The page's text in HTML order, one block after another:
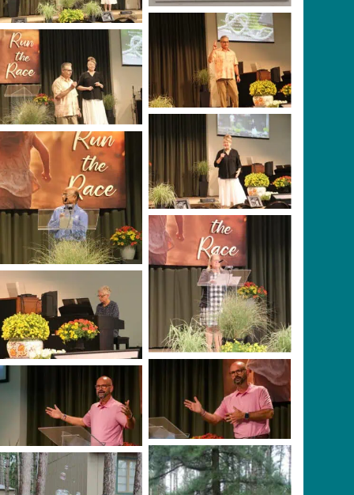
Dr. Cesar De Leon
Dr. Cesar & Carolann
De Leon
Carolann De Leon
No Caption
No Caption
No Caption
Dr. Craig Carr – Photo
Credit: Scott Manly
Photo Credit: Scott
Manly